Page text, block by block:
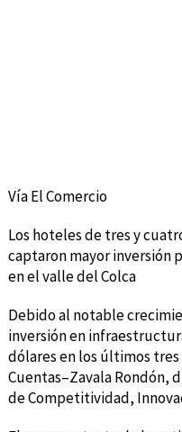
Vía El Comercio
Los hoteles de tres y
captaron mayor inversión
en el valle del Colca
Debido al notable
inversión en
dólares en los últimos tres
Cuentas–Zavala Rondón,
de Competitividad,